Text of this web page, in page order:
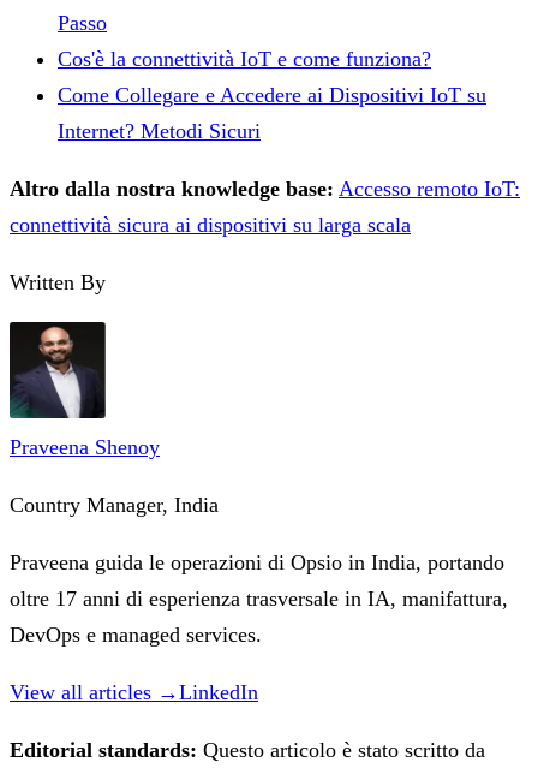
Passo
Cos'è la connettività IoT e come funziona?
Come Collegare e Accedere ai Dispositivi IoT su
Internet? Metodi Sicuri
Altro dalla nostra knowledge base: Accesso remoto IoT:
connettività sicura ai dispositivi su larga scala
Written By
Praveena Shenoy
Country Manager, India
Praveena guida le operazioni di Opsio in India, portando
oltre 17 anni di esperienza trasversale in IA, manifattura,
DevOps e managed services.
View all articles →LinkedIn
Editorial standards: Questo articolo è stato scritto da